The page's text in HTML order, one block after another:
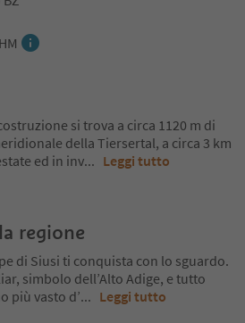
si trova a circa 1120 m di
della Tiersertal, a circa 3 km
ed in inv... Leggi tutto
regione
di Siusi ti conquista con lo sguardo.
simbolo dell’Alto Adige, e tutto
più vasto d’... Leggi tutto